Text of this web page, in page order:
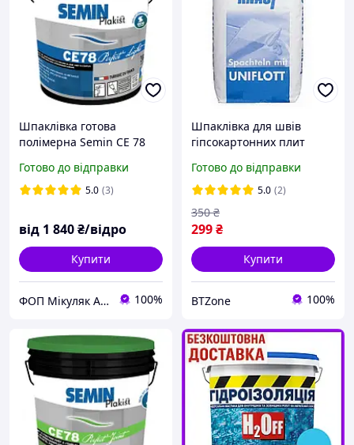
Шпаклівка готова
полімерна Semin CE 78
механічне нанесення, 20
кг
Готово до відправки
5.0 (3)
від 1 840₴/відро
Купити
ФОП Мікуляк А.Ю. 100%
Шпаклівка для швів
гіпсокартонних плит
кг)
Готово до відправки
5.0 (2)
299₴
350 ₴
Купити
BTZone 100%